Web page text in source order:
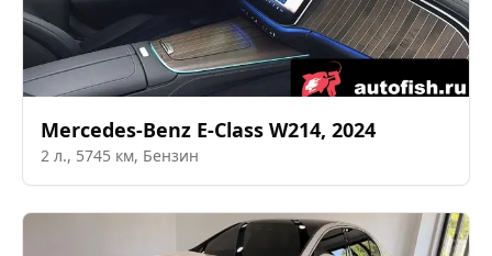
Mercedes-Benz E-Class W214, 2024
2 л., 5745 км, Бензин